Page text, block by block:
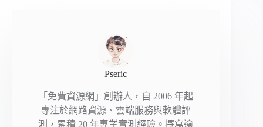
Pseric
「免費資源網」創辦人，自 2006 年起
專注於網路資源、雲端服務與軟體評
測，累積 20 年專業實測經驗。撰寫逾